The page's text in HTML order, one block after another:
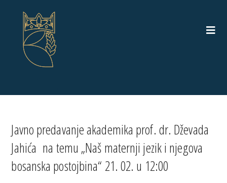
Javno predavanje akademika prof. dr. Dževada
Jahića na temu „Naš maternji jezik i njegova
bosanska postojbina“ 21. 02. u 12:00